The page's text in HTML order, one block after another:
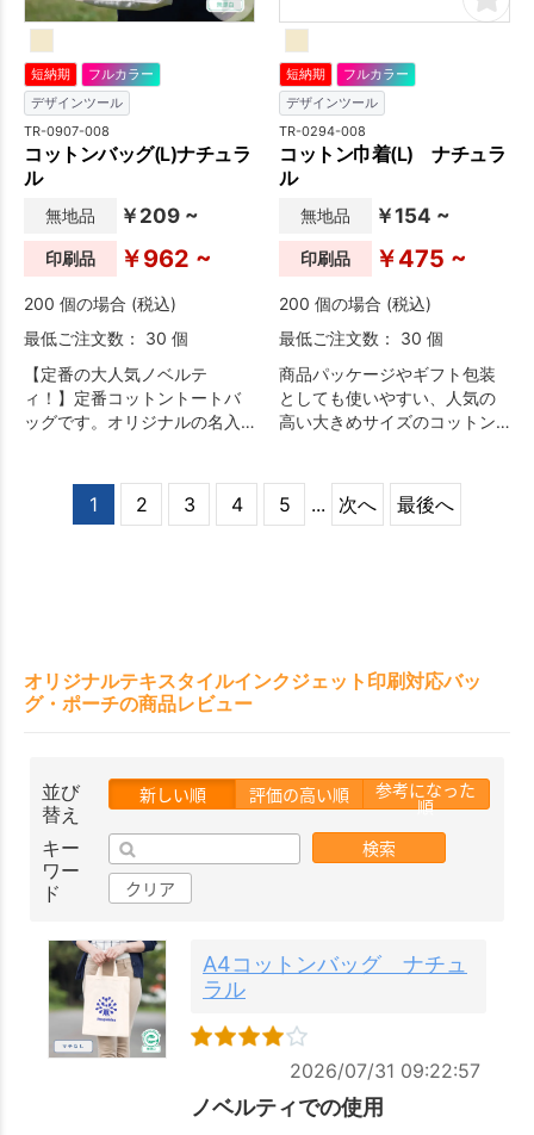
けます。印刷方法は単色から
フルカラー印刷まで対応して
おり、お好みのデザインでオ
リジナルトートバッグを作成
出来ます。※エコマーク付
短納期
フルカラー
デザインツール
TR-0907-008
コットンバッグ(L)ナチュラ
ル
無地品 ￥209 ~
印刷品 ￥962 ~
200 個の場合 (税込)
最低ご注文数： 30 個
【定番の大人気ノベルテ
ィ！】定番コットントートバ
ッグです。オリジナルの名入
す。薄手のためコンパクトに
も畳むことが出来、もち運び
短納期
フルカラー
デザインツール
TR-0294-008
コットン巾着(L) ナチュラ
ル
無地品 ￥154 ~
印刷品 ￥475 ~
200 個の場合 (税込)
最低ご注文数： 30 個
商品パッケージやギフト包装
としても使いやすい、人気の
高い大きめサイズのコットン
1 2 3 4 5 ... 次へ 最後へ
オリジナルテキスタイルインクジェット印刷対応バッ
グ・ポーチの商品レビュー
並び
替え
新しい順 評価の高い順 参考になった
順
キー
ワー
ド
検索
クリア
A4コットンバッグ ナチュ
ラル
2026/07/31 09:22:57
ノベルティでの使用